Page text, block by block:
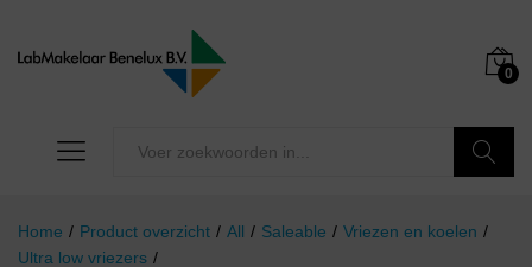
0
Home / Product overzicht / All / Saleable / Vriezen en koelen /
Ultra low vriezers /